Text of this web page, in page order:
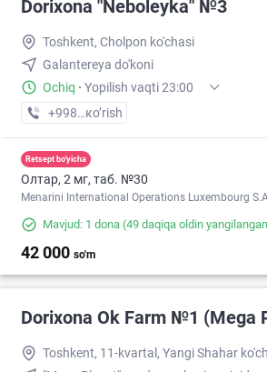
Dorixona "Neboleyka" №3
Toshkent, Cholpon ko'chasi
Galantereya do'koni
Ochiq · Yopilish vaqti 23:00
+998 (71) XXX-XX-XX
кo’rish
Retsept bo'yicha
Олтар, 2 мг, таб. №30
Menarini International Operations Luxembourg
Mavjud: 1 dona (49 daqiqa oldin
42 000 so'm
Dorixona Ok Farm №1 (Mega
Toshkent, 11-kvartal, Yangi Shahar